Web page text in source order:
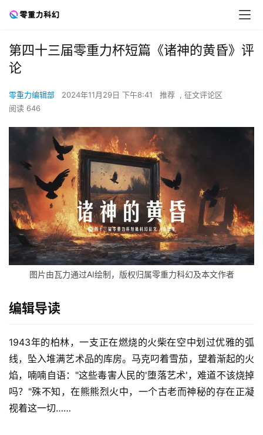
第四十三届零重力杯短篇《诸神的黄昏》评
论
零重力编辑部 2024年11月29日 下午8:41 推荐 , 征文评论区
阅读 646
图片由瓦力通过AI绘制，版权归属零重力科幻及本文作者
编辑导读
1943年的柏林，一支正在燃烧的火柴在空中划过优雅的弧
线，坠入堆满艺术品的库房。马克叼着雪茄，望着渐起的火
焰，喃喃自语："这些毒害人民的'堕落艺术'，难道不该烧掉
吗？"殊不知，在熊熊烈火中，一个古老而神秘的存在正凝
视着这一切……